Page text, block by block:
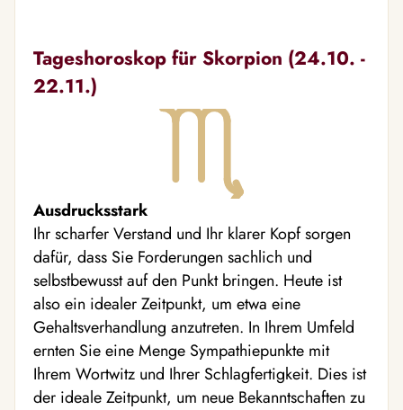
Tageshoroskop für Skorpion (24.10. -
22.11.)
Ausdrucksstark
Ihr scharfer Verstand und Ihr klarer Kopf sorgen
dafür, dass Sie Forderungen sachlich und
selbstbewusst auf den Punkt bringen. Heute ist
also ein idealer Zeitpunkt, um etwa eine
Gehaltsverhandlung anzutreten. In Ihrem Umfeld
ernten Sie eine Menge Sympathiepunkte mit
Ihrem Wortwitz und Ihrer Schlagfertigkeit. Dies ist
der ideale Zeitpunkt, um neue Bekanntschaften zu